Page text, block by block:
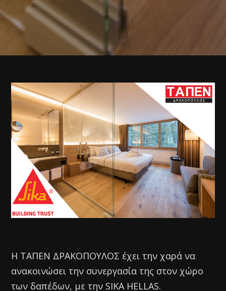
Η ΤΑΠΕΝ ΔΡΑΚΟΠΟΥΛΟΣ έχει την χαρά να
ανακοινώσει την συνεργασία της στον χώρο
των δαπέδων, με την SIKA HELLAS.